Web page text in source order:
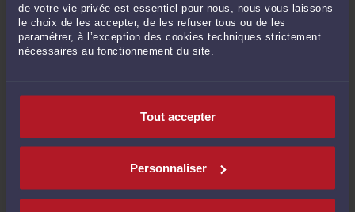
de votre vie privée est essentiel pour nous, nous vous laissons
le choix de les accepter, de les refuser tous ou de les
paramétrer, à l’exception des cookies techniques strictement
nécessaires au fonctionnement du site.
Tout accepter
Personnaliser
Avril 2023
Mars 2023
Février 2023
Décembre 2022
Octobre 2022
Juillet 2022